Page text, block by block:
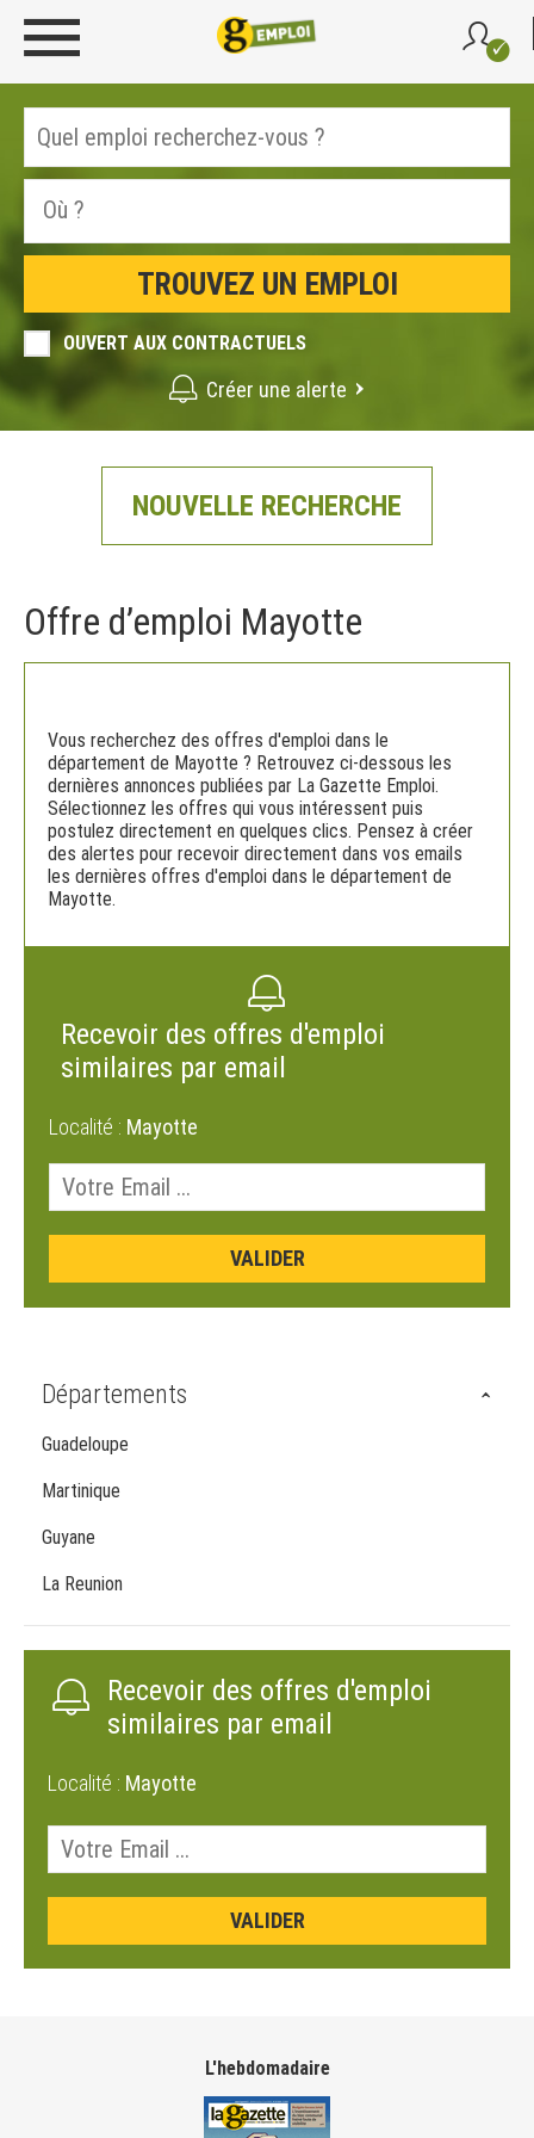
OUVERT AUX CONTRACTUELS
Créer une alerte
NOUVELLE RECHERCHE
Offre d’emploi Mayotte
Vous recherchez des offres d'emploi dans le
département de Mayotte ? Retrouvez ci-dessous les
dernières annonces publiées par La Gazette Emploi.
Sélectionnez les offres qui vous intéressent puis
postulez directement en quelques clics. Pensez à créer
des alertes pour recevoir directement dans vos emails
les dernières offres d'emploi dans le département de
Mayotte.
Recevoir des offres d'emploi
similaires par email
Localité : Mayotte
Départements
Guadeloupe
Martinique
Guyane
La Reunion
Recevoir des offres d'emploi
similaires par email
Localité : Mayotte
L'hebdomadaire